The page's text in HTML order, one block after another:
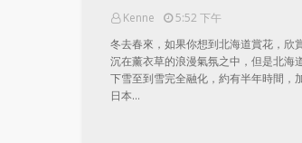
Kenne
5:52 下午
冬去春來，如果你想到北海道賞花，欣
沉在薰衣草的浪漫氣氛之中，但是北海
下雪至到雪完全融化，約有半年時間，
日本…